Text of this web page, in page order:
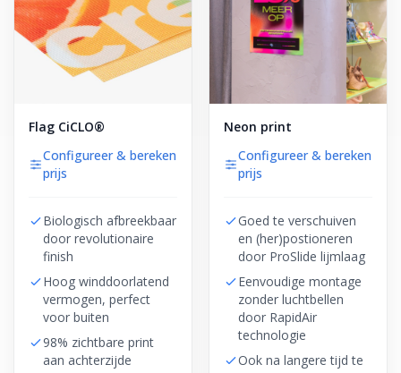
Flag CiCLO®
Configureer & bereken
prijs
Biologisch afbreekbaar
door revolutionaire
finish
Hoog winddoorlatend
vermogen, perfect
voor buiten
98% zichtbare print
aan achterzijde
Neon print
Configureer & bereken
prijs
Goed te verschuiven
en (her)postioneren
door ProSlide lijmlaag
Eenvoudige montage
zonder luchtbellen
door RapidAir
technologie
Ook na langere tijd te